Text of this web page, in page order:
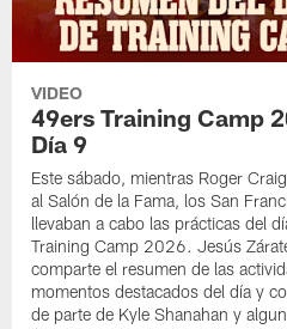
VIDEO
49ers Training Camp
Día 9
Este sábado, mientras Roger
al Salón de la Fama, los San
llevaban a cabo las prácticas del
Training Camp 2026. Jesús
comparte el resumen de las
momentos destacados del día y
de parte de Kyle Shanahan y